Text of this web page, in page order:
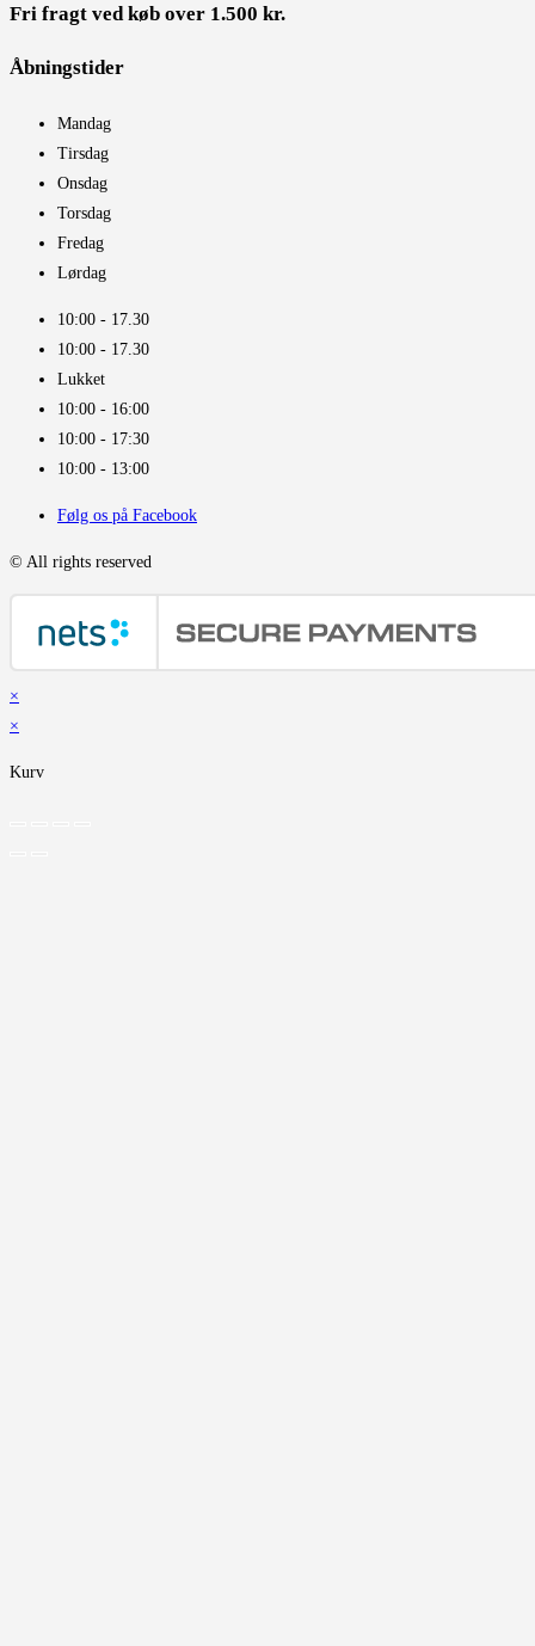
Fri fragt ved køb over 1.500 kr.
Åbningstider​
Mandag
Tirsdag
Onsdag
Torsdag
Fredag
Lørdag
10:00 - 17.30​
10:00 - 17.30​
Lukket
10:00 - 16:00​
10:00 - 17:30
10:00 - 13:00
Følg os på Facebook
© All rights reserved
×
×
Kurv